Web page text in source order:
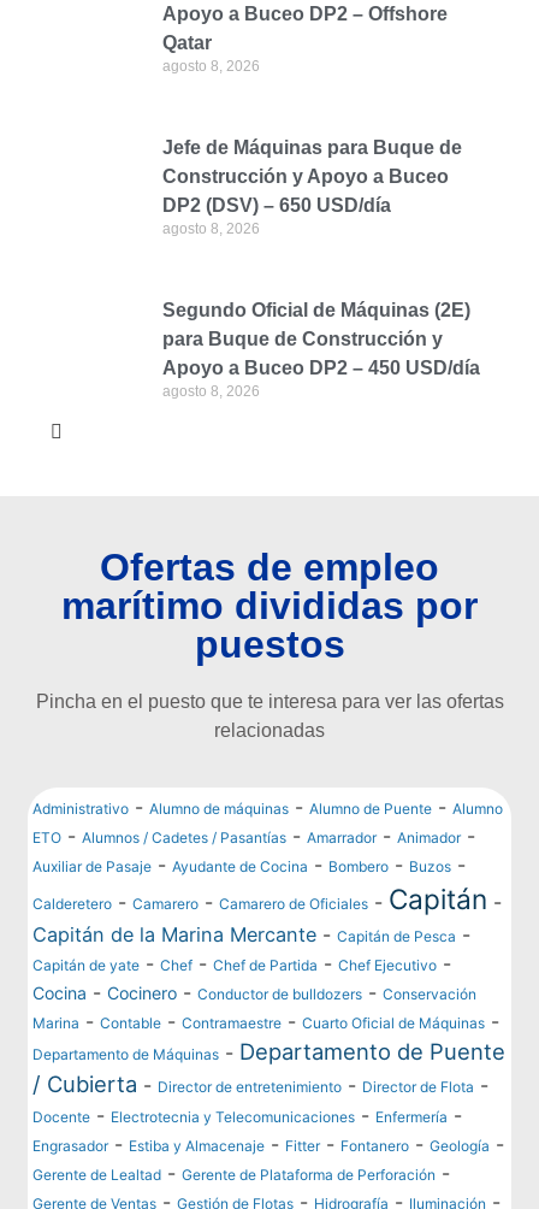
Apoyo a Buceo DP2 – Offshore
Qatar
agosto 8, 2026
Jefe de Máquinas para Buque de
Construcción y Apoyo a Buceo
DP2 (DSV) – 650 USD/día
agosto 8, 2026
Segundo Oficial de Máquinas (2E)
para Buque de Construcción y
Apoyo a Buceo DP2 – 450 USD/día
agosto 8, 2026
Ofertas de empleo
marítimo divididas por
puestos
Pincha en el puesto que te interesa para ver las ofertas
relacionadas
Administrativo -Alumno de máquinas -Alumno de Puente -Alumno
ETO -Alumnos / Cadetes / Pasantías -Amarrador-Animador-
Auxiliar de Pasaje -Ayudante de Cocina - Bombero - Buzos -
Calderetero -Camarero -Camarero de Oficiales - Capitán -
Capitán de la Marina Mercante -Capitán de Pesca -
Capitán de yate -Chef -Chef de Partida -Chef Ejecutivo -
Cocina -Cocinero -Conductor de bulldozers -Conservación
Marina -Contable -Contramaestre -Cuarto Oficial de Máquinas -
Departamento de Máquinas - Departamento de Puente
/ Cubierta - Director de entretenimiento - Director de Flota -
Docente - Electrotecnia y Telecomunicaciones - Enfermería -
Engrasador- Estiba y Almacenaje - Fitter- Fontanero -Geología -
Gerente de Lealtad -Gerente de Plataforma de Perforación -
Gerente de Ventas -Gestión de Flotas - Hidrografía - Iluminación -